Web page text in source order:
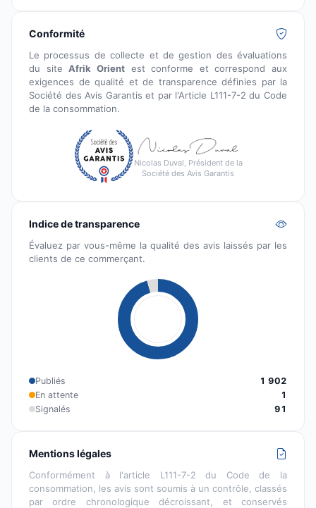
Conformité
Le processus de collecte et de gestion des évaluations
du siteAfrik Orientest conforme et correspond aux
exigences de qualité et de transparence définies par la
Société des Avis Garantis et par l'Article L111-7-2 du Code
de la consommation.
Nicolas Duval, Président de la
Société des Avis Garantis
Indice de transparence
Évaluez par vous-même la qualité des avis laissés par les
clients de ce commerçant.
Publiés
1 902
En attente
1
Signalés
91
Mentions légales
Conformément à l'article L111-7-2 du Code de la
consommation, les avis sont soumis à un contrôle, classés
par ordre chronologique décroissant, et conservés